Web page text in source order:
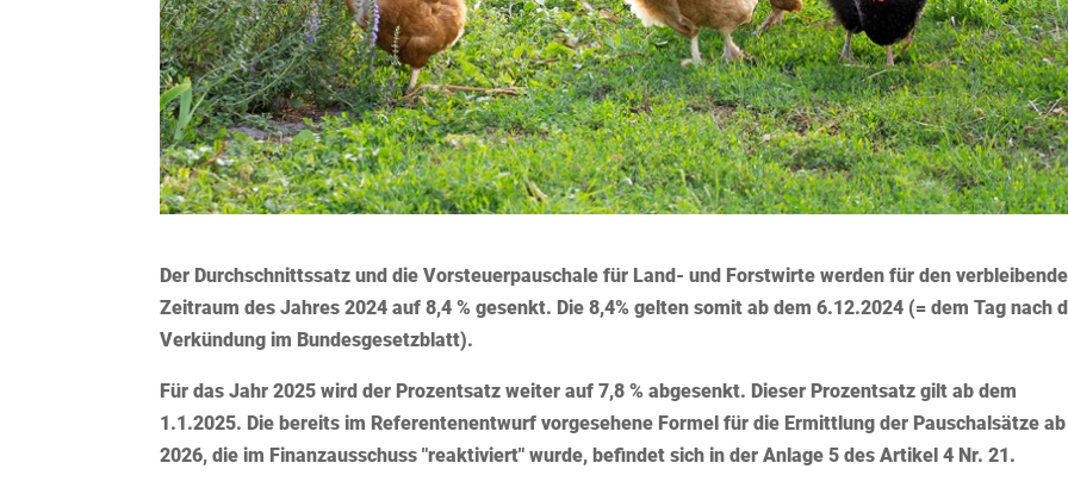
Der Durchschnittssatz und die Vorsteuerpauschale für Land- und Forstwirte werdenfür den
Zeitraum des Jahres 2024 auf 8,4 % gesenkt. Die 8,4% gelten somit ab dem 6.12.2024 (= dem Tag nach
Verkündung im Bundesgesetzblatt).
Für das Jahr2025 wird der Prozentsatzweiter auf 7,8 % abgesenkt. Dieser Prozentsatz gilt ab dem
1.1.2025. Die bereits im Referentenentwurf vorgesehene Formel für die Ermittlung der Pauschalsätze ab
2026, die im Finanzausschuss "reaktiviert" wurde, befindet sich in der Anlage 5 des Artikel 4 Nr. 21.